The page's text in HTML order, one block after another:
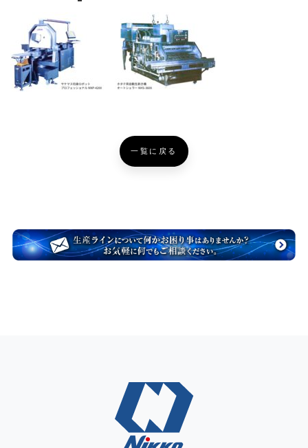
一覧に戻る